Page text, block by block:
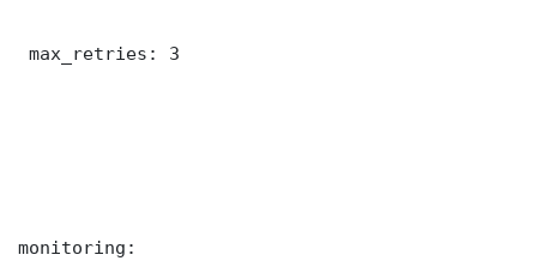
max_retries: 3
monitoring: